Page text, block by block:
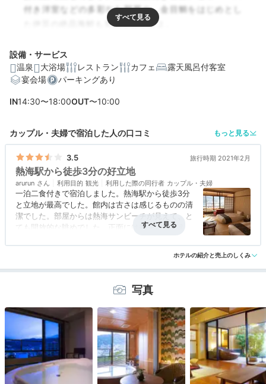
付き洋室などの多彩なお部屋や、金目鯛をはじめとし
た伊豆の絶品海鮮も見逃せませんよ。
編集部おすすめの３つのポイント
海が見える露天風呂付き客室も♡心浮き立つ多彩な部屋
熱海駅から徒歩約3分。観光や食べ歩きに便利な立地
設備・サービス
温泉
大浴場 レストラン カフェ
露天風呂付客室
宴会場
パーキングあり
IN14:30〜18:00OUT〜10:00
カップル・夫婦で宿泊した人の口コミ もっと見る
3.5 旅行時期 2021年2月
熱海駅から徒歩3分の好立地
arurun 利用目的 観光 利用した際の同行者 カップル・夫婦
一泊二食付きで宿泊しました。熱海駅から徒歩3分
と立地が最高でした。館内は古さは感じるものの清
潔でした。部屋からは熱海サンビーチが見えて、と
ても開放的な眺めでした。正面には熱海城も見えま
アクセス 4.5 コスパ 評価なし 客室 3.0 接客対応 3.0 風呂 3.0
ホテルの紹介と売上のしくみ
写真